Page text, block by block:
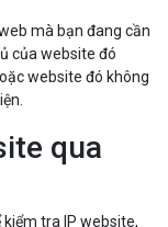
mà bạn đang cần
của website đó
website đó không
qua
tra IP website,